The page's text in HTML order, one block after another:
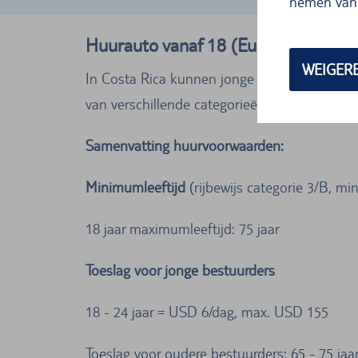
Huurauto vanaf 18 (Europcar, Costa
In Costa Rica kunnen jonge bestuurders,
van verschillende categorieën aan. Gelieve
Samenvatting huurvoorwaarden:
Minimumleeftijd (rijbewijs categorie 3/B,
18 jaar maximumleeftijd: 75 jaar
Toeslag voor jonge bestuurders
18 - 24 jaar = USD 6/dag, max. USD 155
Toeslag voor oudere bestuurders: 65 - 75